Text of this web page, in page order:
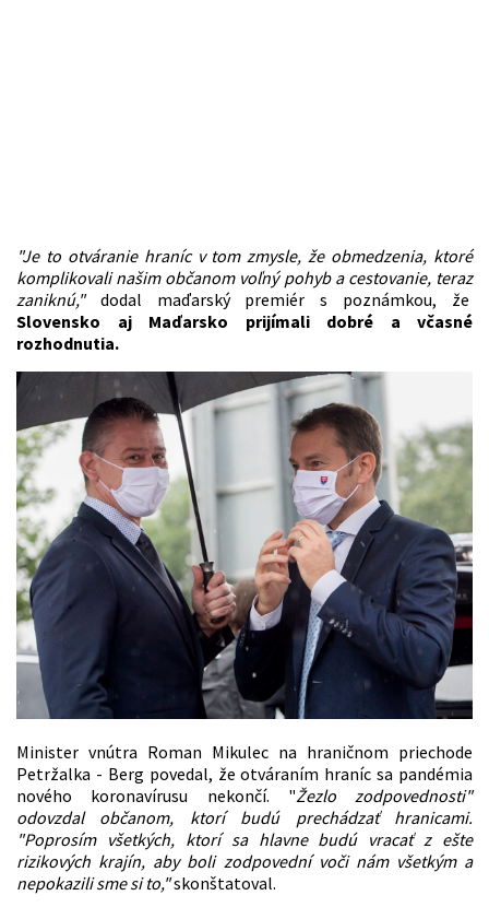
"Je to otváranie hraníc v tom zmysle, že obmedzenia, ktoré
komplikovali našim občanom voľný pohyb a cestovanie, teraz
zaniknú,"dodal maďarský premiér s poznámkou, že
Slovensko aj Maďarsko prijímali dobré a včasné
rozhodnutia.
Minister vnútra Roman Mikulec na hraničnom priechode
Petržalka - Berg povedal, že otváraním hraníc sa pandémia
nového koronavírusu nekončí. "Žezlo zodpovednosti"
odovzdal občanom, ktorí budú prechádzať hranicami.
"Poprosím všetkých, ktorí sa hlavne budú vracať z ešte
rizikových krajín, aby boli zodpovední voči nám všetkým a
nepokazili sme si to,"skonštatoval.